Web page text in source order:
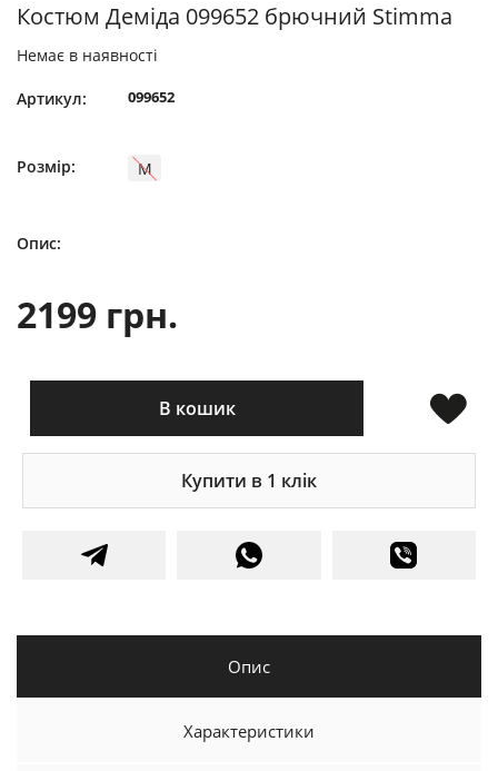
Костюм Деміда 099652 брючний Stimma
Немає в наявності
Артикул: 099652
Розмір: M
Опис:
2199 грн.
В кошик
Купити в 1 клік
Опис
Характеристики